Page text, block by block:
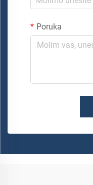
Poruka